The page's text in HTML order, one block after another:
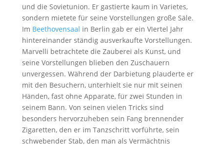
und die Sovietunion. Er gastierte kaum in Varietes,
sondern mietete für seine Vorstellungen große Säle.
Im Beethovensaal in Berlin gab er ein VIertel Jahr
hintereinander ständig ausverkaufte Vorstellungen.
Marvelli betrachtete die Zauberei als Kunst, und
seine Vorstellungen blieben den Zuschauern
unvergessen. Während der Darbietung plauderte er
mit den Besuchern, unterhielt sie nur mit seinen
Händen, fast ohne Apparate, für zwei Stunden in
seinem Bann. Von seinen vielen Tricks sind
besonders hervorzuheben sein Fang brennender
Zigaretten, den er im Tanzschritt vorführte, sein
schwebender Stab, den man als Vermächtnis